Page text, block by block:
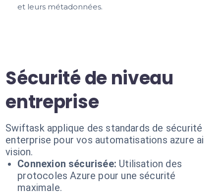
et leurs métadonnées.
Sécurité de niveau
entreprise
Swiftask applique des standards de sécurité
enterprise pour vos automatisations azure ai
vision.
Connexion sécurisée: Utilisation des
protocoles Azure pour une sécurité
maximale.